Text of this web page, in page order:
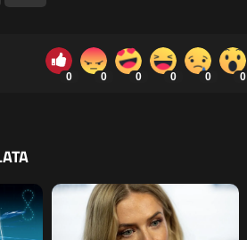
0 0 0 0 0 0